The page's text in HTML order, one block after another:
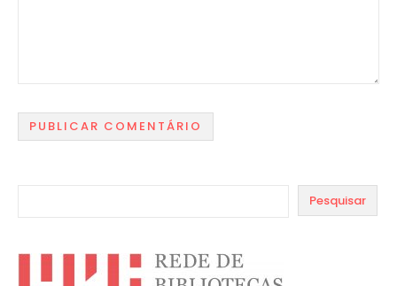
Pesquisar